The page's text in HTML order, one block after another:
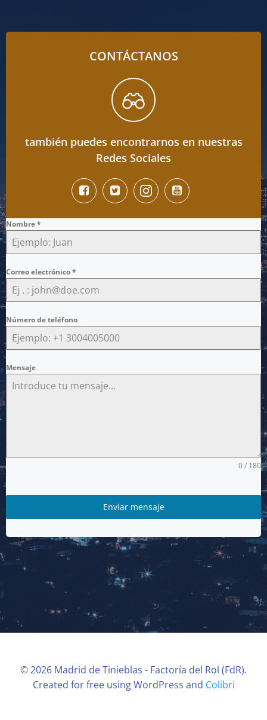
CONTÁCTANOS
también puedes encontrarnos en nuestras
Redes Sociales
Nombre*
Correo electrónico*
Número de teléfono
Mensaje
0 / 180
Enviar mensaje
© 2026 Madrid de Tinieblas - Factoría del Rol (FdR).
Created for free using WordPress and Colibri